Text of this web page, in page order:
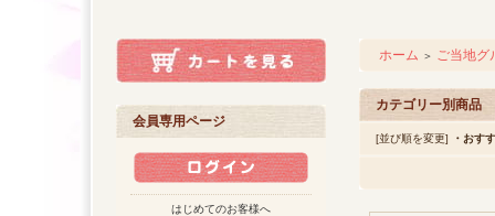
会員専用ページ
はじめてのお客様へ
ホーム ＞ ご当地グ
カテゴリー別商品
[並び順を変更] ・おす